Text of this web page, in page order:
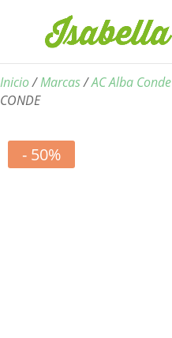
Inicio/Marcas/AC Alba Conde
CONDE
- 50%